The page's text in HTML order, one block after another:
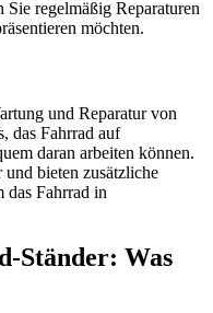
Sie regelmäßig Reparaturen
möchten.
und Reparatur von
das Fahrrad auf
daran arbeiten können.
bieten zusätzliche
das Fahrrad in
Ständer: Was